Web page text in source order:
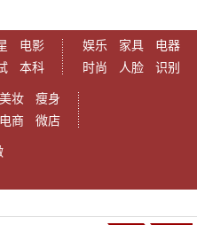
电影
本科
娱乐 家具
电器
时尚
人脸 识别
美妆
瘦身
电商 微店